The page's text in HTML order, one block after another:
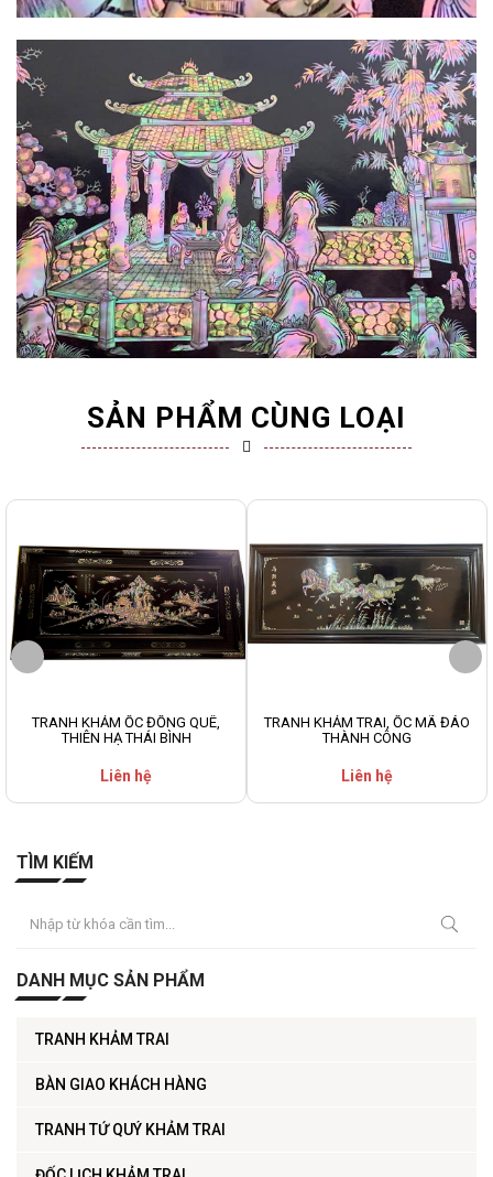
SẢN PHẨM CÙNG LOẠI
TRANH KHẢM ỐC ĐỒNG QUÊ,
THIÊN HẠ THÁI BÌNH
Liên hệ
TRANH KHẢM TRAI, ỐC MÃ ĐÁO
THÀNH CÔNG
Liên hệ
TÌM KIẾM
DANH MỤC SẢN PHẨM
TRANH KHẢM TRAI
BÀN GIAO KHÁCH HÀNG
TRANH TỨ QUÝ KHẢM TRAI